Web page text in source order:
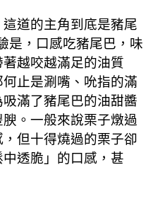
道的主角到底是豬尾
是，口感吃豬尾巴，味
越咬越滿足的油質
止是涮嘴、吮指的滿
滿了豬尾巴的油甜醬
。一般來說栗子燉過
但十得燒過的栗子卻
透脆」的口感，甚